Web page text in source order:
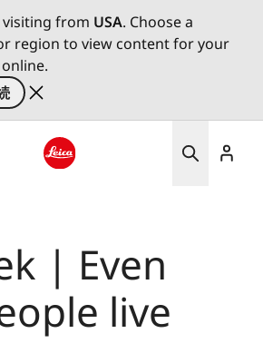
from USA. Choose a
region to view content for your
| Even
live